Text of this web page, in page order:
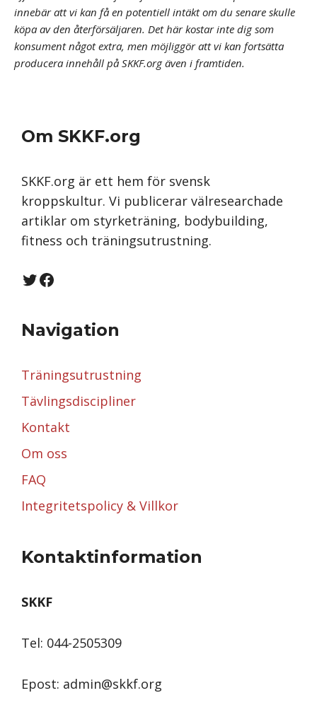
innebär att vi kan få en potentiell intäkt om du senare skulle
köpa av den återförsäljaren. Det här kostar inte dig som
konsument något extra, men möjliggör att vi kan fortsätta
producera innehåll på SKKF.org även i framtiden.
Om SKKF.org
SKKF.org är ett hem för svensk
kroppskultur. Vi publicerar välresearchade
artiklar om styrketräning, bodybuilding,
fitness och träningsutrustning.
Twitter
Facebook
Navigation
Träningsutrustning
Tävlingsdiscipliner
Kontakt
Om oss
FAQ
Integritetspolicy & Villkor
Kontaktinformation
SKKF
Tel: 044-2505309
Epost: admin@skkf.org